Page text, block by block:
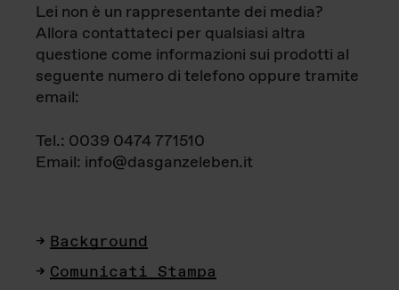
Lei non è un rappresentante dei media?
Allora contattateci per qualsiasi altra
questione come informazioni sui prodotti al
seguente numero di telefono oppure tramite
email:
Tel.: 0039 0474 771510
Email: info@dasganzeleben.it
Background
Comunicati Stampa